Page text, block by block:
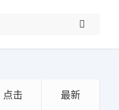
点击 最新